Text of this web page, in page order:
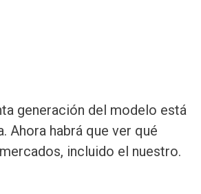
generación del modelo está
Ahora habrá que ver qué
incluido el nuestro.